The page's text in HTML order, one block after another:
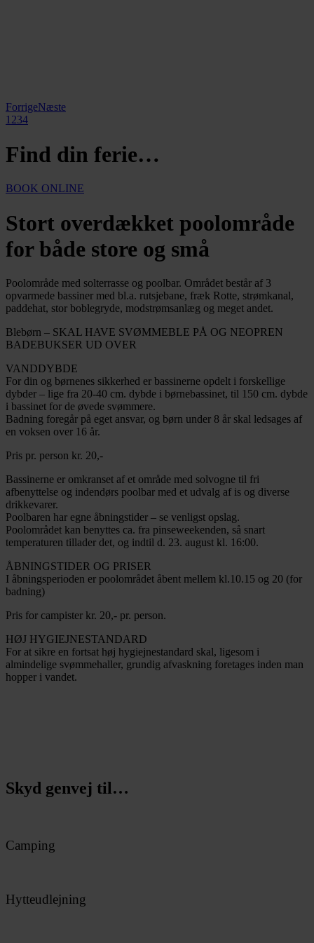
ForrigeNæste
1234
Find din ferie…
BOOK ONLINE
Stort overdækket poolområde
for både store og små
Poolområde med solterrasse og poolbar. Området består af 3
opvarmede bassiner med bl.a. rutsjebane, fræk Rotte, strømkanal,
paddehat, stor boblegryde, modstrømsanlæg og meget andet.
Blebørn – SKAL HAVE SVØMMEBLE PÅ OG NEOPREN
BADEBUKSER UD OVER
VANDDYBDE
For din og børnenes sikkerhed er bassinerne opdelt i forskellige
dybder – lige fra 20-40 cm. dybde i børnebassinet, til 150 cm. dybde
i bassinet for de øvede svømmere.
Badning foregår på eget ansvar, og børn under 8 år skal ledsages af
en voksen over 16 år.
Pris pr. person kr. 20,-
Bassinerne er omkranset af et område med solvogne til fri
afbenyttelse og indendørs poolbar med et udvalg af is og diverse
drikkevarer.
Poolbaren har egne åbningstider – se venligst opslag.
Poolområdet kan benyttes ca. fra pinseweekenden, så snart
temperaturen tillader det, og indtil d. 23. august kl. 16:00.
ÅBNINGSTIDER OG PRISER
I åbningsperioden er poolområdet åbent mellem kl.10.15 og 20 (for
badning)
Pris for campister kr. 20,- pr. person.
HØJ HYGIEJNESTANDARD
For at sikre en fortsat høj hygiejnestandard skal, ligesom i
almindelige svømmehaller, grundig afvaskning foretages inden man
hopper i vandet.
Skyd genvej til…
Camping
Hytteudlejning